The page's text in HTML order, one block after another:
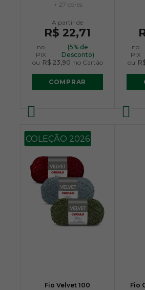
+ 27 cores
R$ 22,71
no
PIX
(5% de
Desconto)
ou R$ 23,90 no Cartão
COMPRAR
no
PIX
ou
COLEÇÃO 2026
Fio Velvet 100
Fio